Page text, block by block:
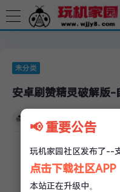
未分类
安卓刷赞精灵破解版
📢 重要公告
玩机家园社区发布了--
点击下载社区APP
本站正在升级中。